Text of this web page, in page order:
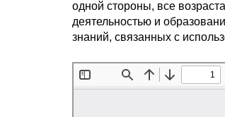
одной стороны, все
деятельностью и
знаний, связанных с